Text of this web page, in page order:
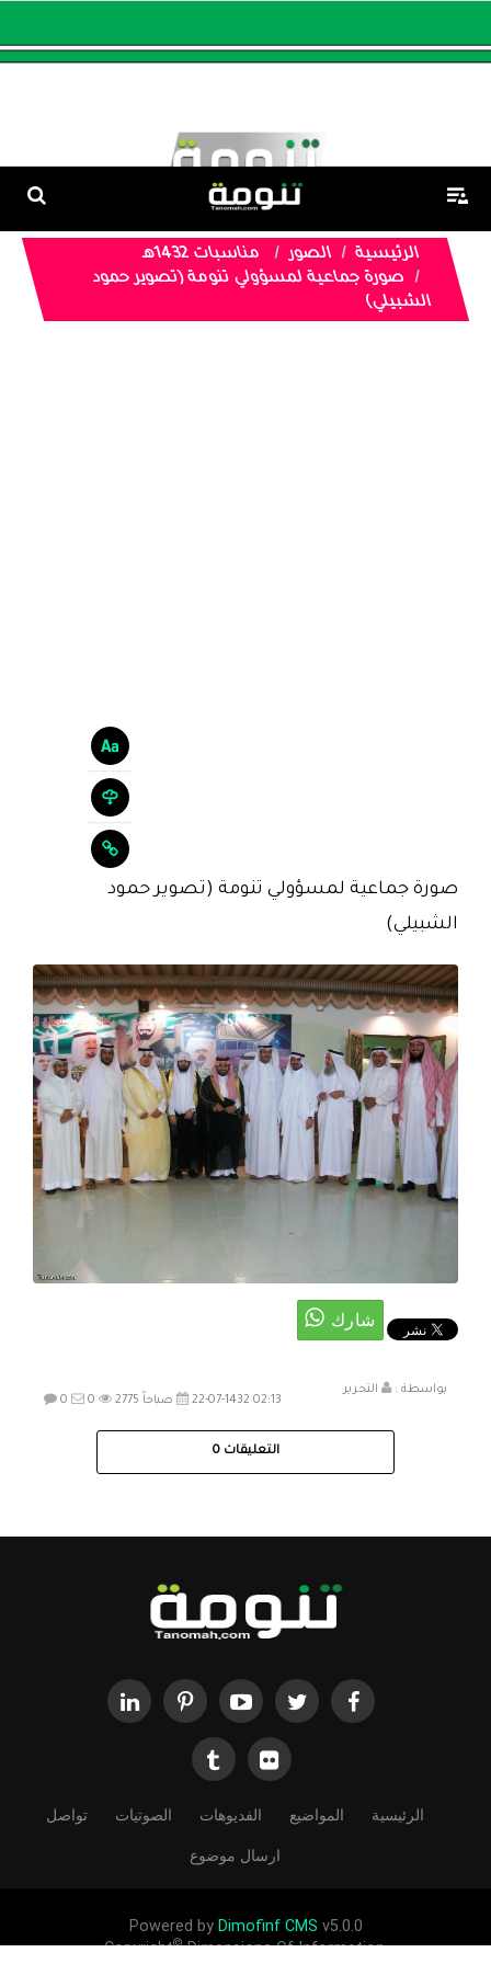
الرئيسية الصور
مناسبات 1432هـ
صورة جماعية لمسؤولي تنومة (تصوير حمود
الشبيلي)
صورة جماعية لمسؤولي تنومة (تصوير حمود
الشبيلي)
بواسطة :
التحرير
22-07-1432 02:13 صباحاً
0 0 2775
التعليقات 0
الرئيسية المواضيع الفديوهات الصوتيات تواصل
ارسال موضوع
Powered by Dimofinf CMS v5.0.0
Copyright©Dimensions Of Information.